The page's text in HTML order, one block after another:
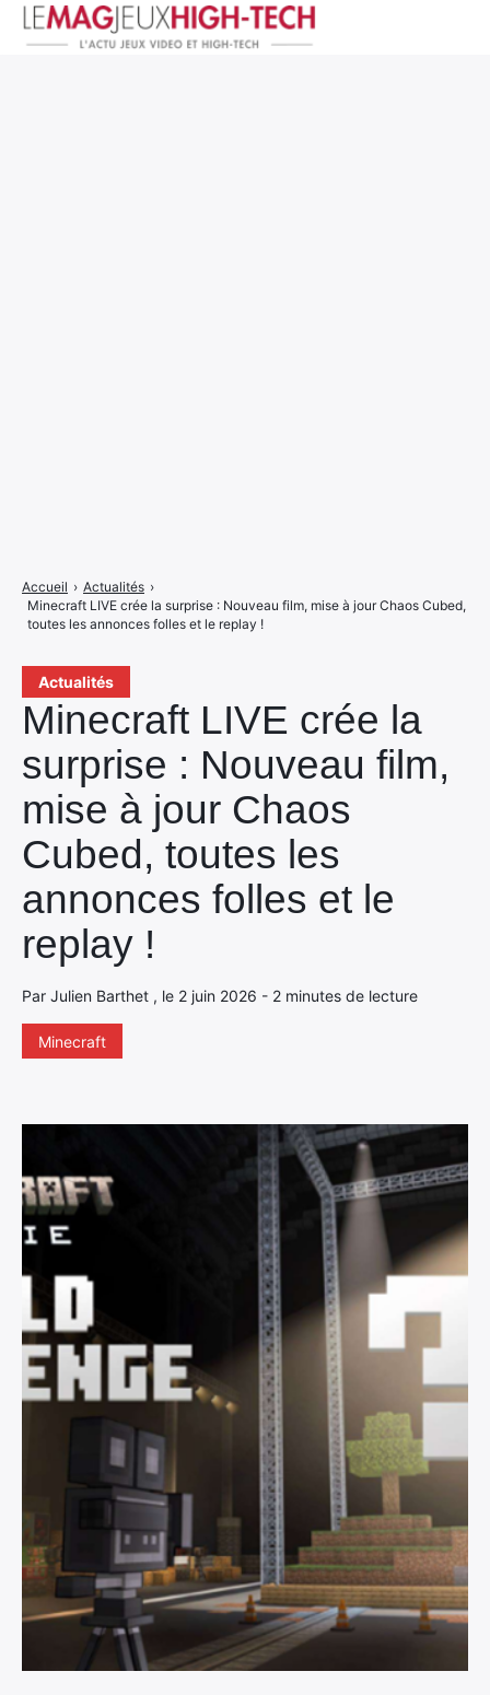
Actualités
Minecraft LIVE crée la
surprise : Nouveau film,
mise à jour Chaos
Cubed, toutes les
annonces folles et le
replay !
Par Julien Barthet , le 2 juin 2026 - 2 minutes de lecture
Minecraft
Accueil › Actualités ›
Minecraft LIVE crée la surprise : Nouveau film, mise à jour Chaos Cubed,
toutes les annonces folles et le replay !